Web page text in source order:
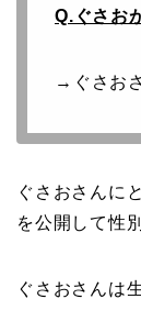
Q.ぐさお
→ぐさお
ぐさおさんに
を公開して性
ぐさおさんは